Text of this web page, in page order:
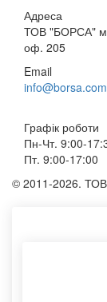
Адреса
ТОВ "БОРСА" м.
оф. 205
Email
Графік роботи
Пн-Чт. 9:00-
Пт. 9:00-17:00
© 2011-2026.